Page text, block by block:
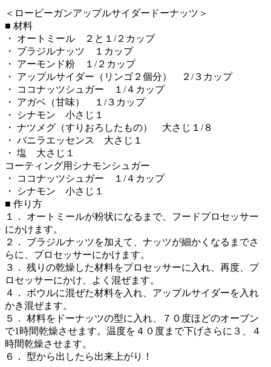
＜ロービーガンアップルサイダードーナッツ＞
■ 材料
・ オートミール ２と１/２カップ
・ ブラジルナッツ １カップ
・ アーモンド粉 １/２カップ
・ アップルサイダー（リンゴ２個分） ２/３カップ
・ ココナッツシュガー １/４カップ
・ アガベ（甘味） １/３カップ
・ シナモン 小さじ１
・ ナツメグ（すりおろしたもの） 大さじ１/８
・ バニラエッセンス 大さじ１
・ 塩 大さじ１
コーティング用シナモンシュガー
・ ココナッツシュガー １/４カップ
・ シナモン 小さじ１
■ 作り方
１． オートミールが粉状になるまで、フードプロセッサー
にかけます。
２． ブラジルナッツを加えて、ナッツが細かくなるまでさ
らに、プロセッサーにかけます。
３． 残りの乾燥した材料をプロセッサーに入れ、再度、プ
ロセッサーにかけ、よく混ぜます。
４． ボウルに混ぜた材料を入れ、アップルサイダーを入れ
かき混ぜます。
５． 材料をドーナッツの型に入れ、７０度ほどのオーブン
で1時間乾燥させます。温度を４０度まで下げさらに３、４
時間乾燥させます。
６． 型から出したら出来上がり！